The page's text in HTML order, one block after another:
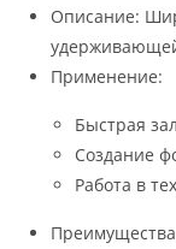
Описание:
Применение:
Быстрая
Создание
Работа в